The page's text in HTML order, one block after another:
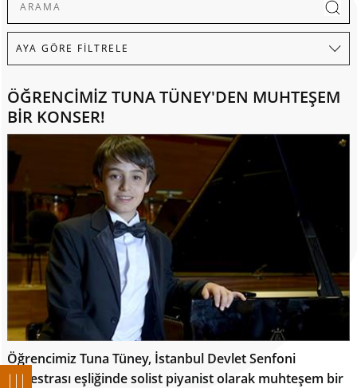
ÖĞRENCİMİZ TUNA TÜNEY'DEN MUHTEŞEM
BİR KONSER!
Öğrencimiz Tuna Tüney, İstanbul Devlet Senfoni
Orkestrası eşliğinde solist piyanist olarak muhteşem bir